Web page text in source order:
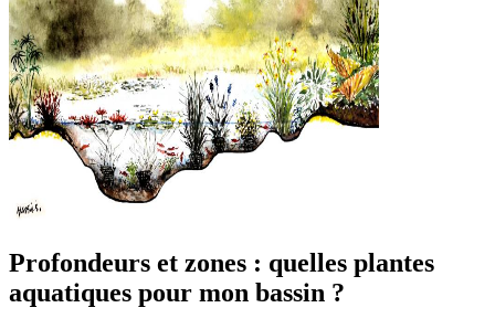
Profondeurs et zones : quelles plantes
aquatiques pour mon bassin ?